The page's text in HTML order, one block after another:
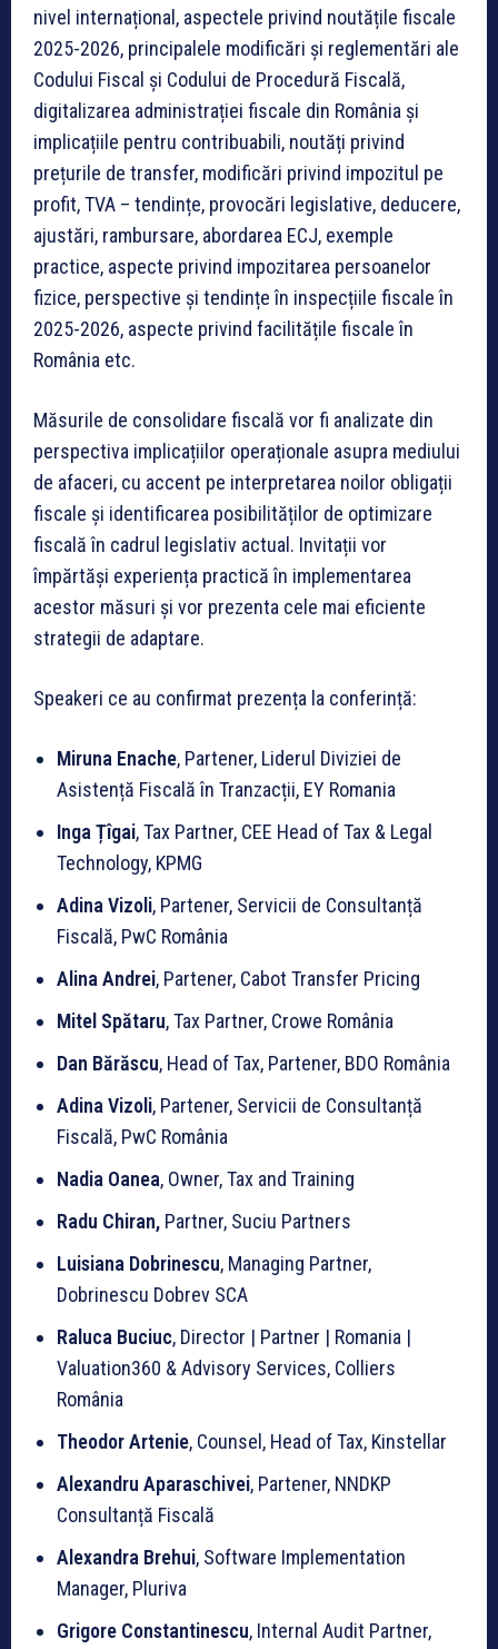
nivel internațional, aspectele privind noutățile fiscale
2025-2026, principalele modificări și reglementări ale
Codului Fiscal și Codului de Procedură Fiscală,
digitalizarea administrației fiscale din România și
implicațiile pentru contribuabili, noutăți privind
prețurile de transfer, modificări privind impozitul pe
profit, TVA – tendințe, provocări legislative, deducere,
ajustări, rambursare, abordarea ECJ, exemple
practice, aspecte privind impozitarea persoanelor
fizice, perspective și tendințe în inspecțiile fiscale în
2025-2026, aspecte privind facilitățile fiscale în
România etc.
Măsurile de consolidare fiscală vor fi analizate din
perspectiva implicațiilor operaționale asupra mediului
de afaceri, cu accent pe interpretarea noilor obligații
fiscale și identificarea posibilităților de optimizare
fiscală în cadrul legislativ actual. Invitații vor
împărtăși experiența practică în implementarea
acestor măsuri și vor prezenta cele mai eficiente
strategii de adaptare.
Speakeri ce au confirmat prezența la conferință:
Miruna Enache, Partener, Liderul Diviziei de
Asistență Fiscală în Tranzacții, EY Romania
Inga Țîgai, Tax Partner, CEE Head of Tax & Legal
Technology, KPMG
Adina Vizoli, Partener, Servicii de Consultanță
Fiscală, PwC România
Alina Andrei, Partener, Cabot Transfer Pricing
Mitel Spătaru, Tax Partner, Crowe România
Dan Bărăscu, Head of Tax, Partener, BDO România
Adina Vizoli, Partener, Servicii de Consultanță
Fiscală, PwC România
Nadia Oanea, Owner, Tax and Training
Radu Chiran, Partner, Suciu Partners
Luisiana Dobrinescu, Managing Partner,
Dobrinescu Dobrev SCA
Raluca Buciuc, Director | Partner | Romania |
Valuation360 & Advisory Services, Colliers
România
Theodor Artenie, Counsel, Head of Tax, Kinstellar
Alexandru Aparaschivei, Partener, NNDKP
Consultanță Fiscală
Alexandra Brehui, Software Implementation
Manager, Pluriva
Grigore Constantinescu, Internal Audit Partner,